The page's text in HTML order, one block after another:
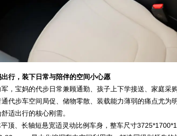
行，装下日常与陪伴的空间小心愿
，宝妈的代步日常兼顾通勤、孩子上下学接送、家庭采
代步车空间局促、储物零散、装载能力薄弱的痛点尤为
适出行的核心刚需。
顶、长轴短悬宽适灵动比例车身，整车尺寸